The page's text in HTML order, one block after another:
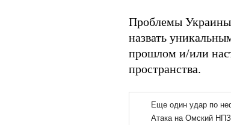
Проблемы Украины
назвать
прошлом и/или
пространства.